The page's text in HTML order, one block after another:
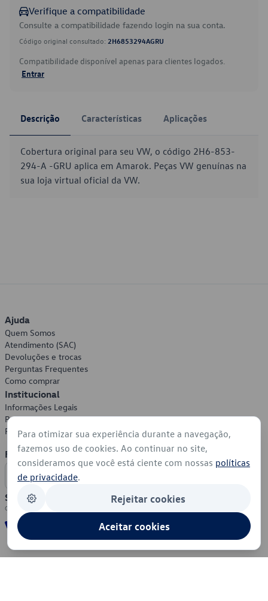
Verifique a compatibilidade
Consulte a compatibilidade fazendo login na sua conta.
Código original consultado: 2H6853294AGRU
Compatibilidade disponível apenas para clientes logados.
Entrar
Descrição Características Aplicações
Cobertura original para seu VW, o código 2H6-853-
294-A -GRU aplica em Amarok. Peças VW genuínas na
sua loja virtual oficial da VW.
Ajuda
Quem Somos
Atendimento (SAC)
Devoluções e trocas
Perguntas Frequentes
Como comprar
Institucional
Informações Legais
Política de Privacidade
Política de Cookies
Formas de Pagamento
Segurança
Para otimizar sua experiência durante a navegação,
fazemos uso de cookies. Ao continuar no site,
consideramos que você está ciente com nossas políticas
de privacidade.
Rejeitar cookies
Aceitar cookies